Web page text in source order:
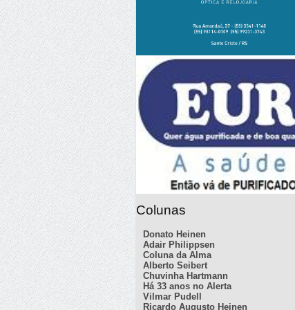
Colunas
Donato Heinen
Adair Philippsen
Coluna da Alma
Alberto Seibert
Chuvinha Hartmann
Há 33 anos no Alerta
Vilmar Pudell
Ricardo Augusto Heinen